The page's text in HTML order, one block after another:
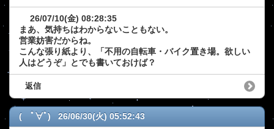
26/07/10(金) 08:28:35
まあ、気持ちはわからないこともない。
営業妨害だからね。
こんな張り紙より、「不用の自転車・バイク置き場。欲しい
人はどうぞ」とでも書いておけば？
返信
( ﾟ∀ﾟ) 26/06/30(火) 05:52:43